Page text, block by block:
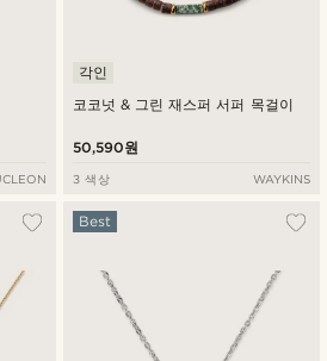
코코넛 & 그린 재스퍼 서퍼 목걸이
각인
50,590원
3 색상 WAYKINS
Best